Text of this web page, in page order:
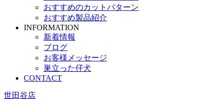
おすすめのカットパターン
おすすめ製品紹介
INFORMATION
新着情報
ブログ
お客様メッセージ
巣立った仔犬
CONTACT
世田谷店